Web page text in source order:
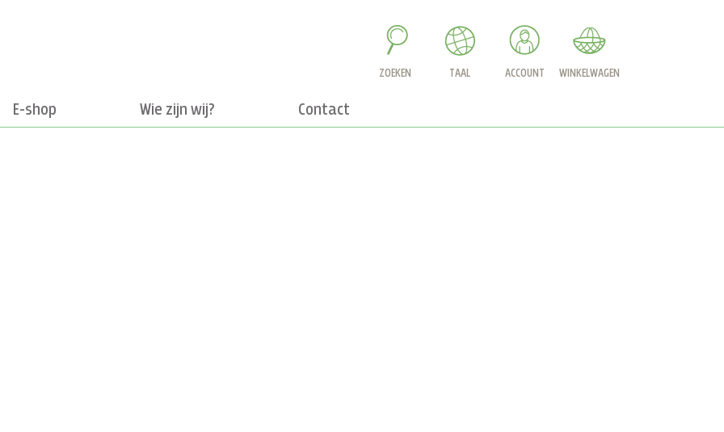
ZOEKEN TAAL ACCOUNT WINKELWAGEN
E-shop Wie zijn wij? Contact